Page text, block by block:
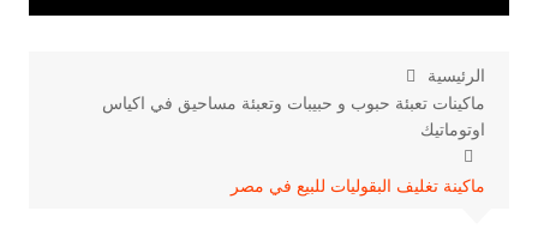
الرئيسية
ماكينات تعبئة حبوب و حبيبات وتعبئة مساحيق في اكياس
اوتوماتيك
ماكينة تغليف البقوليات للبيع في مصر